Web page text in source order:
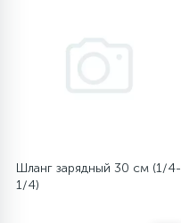
Шланг зарядный 30 см (1/4-
1/4)